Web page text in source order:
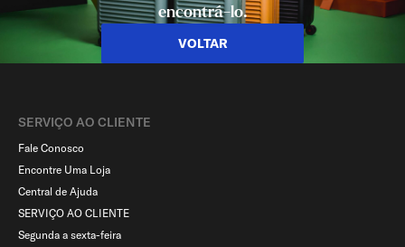
encontrá-lo.
VOLTAR
SERVIÇO AO CLIENTE​
Fale Conosco
Encontre Uma Loja
Central de Ajuda
SERVIÇO AO CLIENTE
Segunda a sexta-feira